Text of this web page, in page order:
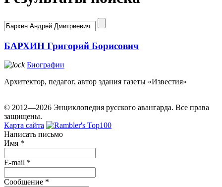
БАРХИН Григорий Борисович
Биографии
Архитектор, педагог, автор здания газеты «Известия»
© 2012—2026 Энциклопедия русского авангарда. Все права
защищены.
Карта сайта
Написать письмо
Имя *
E-mail *
Сообщение *